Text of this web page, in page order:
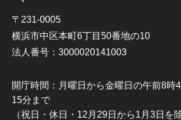
〒231-0005
横浜市中区本町6丁目50番地の10
法人番号：3000020141003
開庁時間：月曜日から金曜日の午前8時
15分まで
（祝日・休日・12月29日から1月3日を